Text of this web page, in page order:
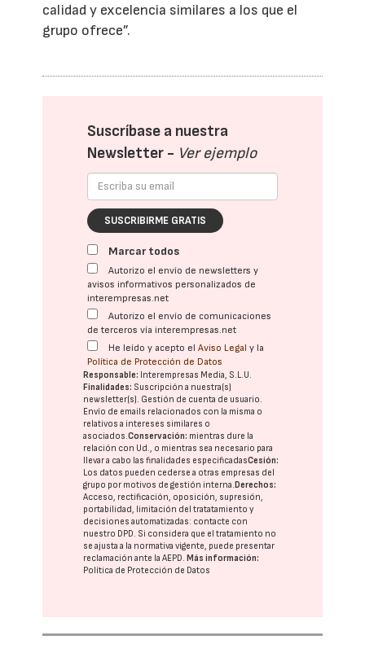
calidad y excelencia similares a los que el
grupo ofrece”.
Suscríbase a nuestra
Newsletter - Ver ejemplo
SUSCRIBIRME GRATIS
Marcar todos
Autorizo el envío de newsletters y
avisos informativos personalizados de
interempresas.net
Autorizo el envío de comunicaciones
de terceros vía interempresas.net
He leído y acepto elAviso Legal y la
Política de Protección de Datos
Responsable: Interempresas Media, S.L.U.
Finalidades: Suscripción a nuestra(s)
newsletter(s). Gestión de cuenta de usuario.
Envío de emails relacionados con la misma o
relativos a intereses similares o
asociados.Conservación: mientras dure la
relación con Ud., o mientras sea necesario para
llevar a cabo las finalidades especificadasCesión:
Los datos pueden cederse a otras empresas del
grupo por motivos de gestión interna.Derechos:
Acceso, rectificación, oposición, supresión,
portabilidad, limitación del tratatamiento y
decisiones automatizadas: contacte con
nuestro DPD. Si considera que el tratamiento no
se ajusta a la normativa vigente, puede presentar
reclamación ante laAEPD.Más información:
Política de Protección de Datos